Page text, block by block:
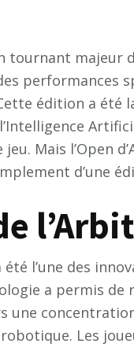
tournant majeur
performances
édition a été
Mais l’Open
d’une
été l’une des
a permis
une
Les